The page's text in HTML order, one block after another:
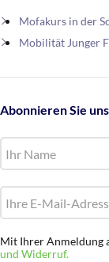
Mofakurs in der
Mobilität Junger
Abonnieren Sie
Mit Ihrer Anmeldung
und Widerruf.